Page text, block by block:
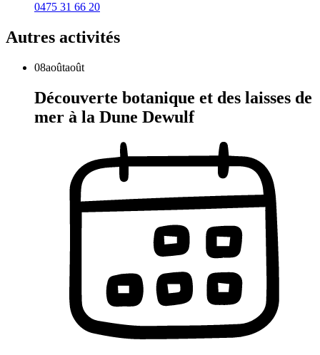
0475 31 66 20
Autres activités
08aoûtaoût
Découverte botanique et des laisses de
mer à la Dune Dewulf